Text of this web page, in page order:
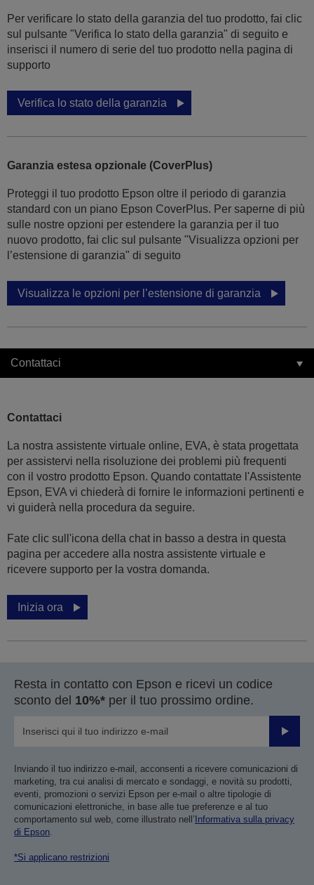
Per verificare lo stato della garanzia del tuo prodotto, fai clic
sul pulsante "Verifica lo stato della garanzia" di seguito e
inserisci il numero di serie del tuo prodotto nella pagina di
supporto
Verifica lo stato della garanzia
Garanzia estesa opzionale (CoverPlus)
Proteggi il tuo prodotto Epson oltre il periodo di garanzia
standard con un piano Epson CoverPlus. Per saperne di più
sulle nostre opzioni per estendere la garanzia per il tuo
nuovo prodotto, fai clic sul pulsante "Visualizza opzioni per
l’estensione di garanzia" di seguito
Visualizza le opzioni per l’estensione di garanzia
Contattaci
Contattaci
La nostra assistente virtuale online, EVA, è stata progettata
per assistervi nella risoluzione dei problemi più frequenti
con il vostro prodotto Epson. Quando contattate l'Assistente
Epson, EVA vi chiederà di fornire le informazioni pertinenti e
vi guiderà nella procedura da seguire.
Fate clic sull'icona della chat in basso a destra in questa
pagina per accedere alla nostra assistente virtuale e
ricevere supporto per la vostra domanda.
Inizia ora
Resta in contatto con Epson e ricevi un codice
sconto del 10%* per il tuo prossimo ordine.
Invia
Inviando il tuo indirizzo e-mail, acconsenti a ricevere comunicazioni di
marketing, tra cui analisi di mercato e sondaggi, e novità su prodotti,
eventi, promozioni o servizi Epson per e-mail o altre tipologie di
comunicazioni elettroniche, in base alle tue preferenze e al tuo
comportamento sul web, come illustrato nell’ Informativa sulla privacy
di Epson.
*Si applicano restrizioni